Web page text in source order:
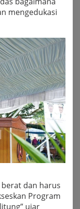
mengedukasi
dan harus
Program
ujar